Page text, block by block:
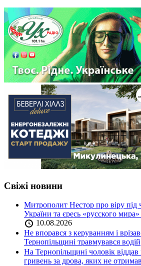
Свіжі новини
Митрополит Нестор про віру під
України та єресь «русского
10.08.2026
Не впорався з керуванням і
Тернопільщині травмувався водій
На Тернопільщині чоловік
гривень за дрова, яких не отримав